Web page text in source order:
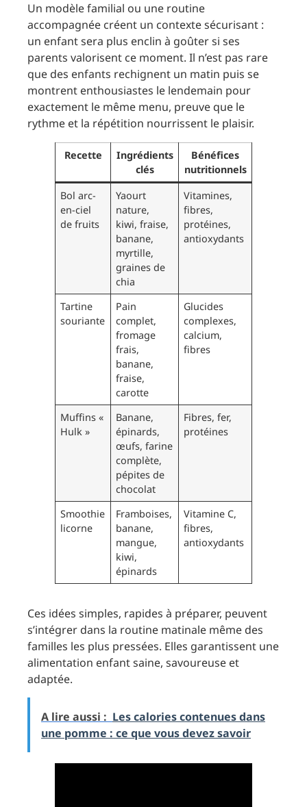
Un modèle familial ou une routine
accompagnée créent un contexte sécurisant :
un enfant sera plus enclin à goûter si ses
parents valorisent ce moment. Il n’est pas rare
que des enfants rechignent un matin puis se
montrent enthousiastes le lendemain pour
exactement le même menu, preuve que le
rythme et la répétition nourrissent le plaisir.
Recette
Ingrédients
clés
Bénéfices
nutritionnels
Bol arc-
en-ciel
de fruits
Yaourt
nature,
kiwi, fraise,
banane,
myrtille,
graines de
chia
Vitamines,
fibres,
protéines,
antioxydants
Tartine
souriante
Pain
complet,
fromage
frais,
banane,
fraise,
carotte
Glucides
complexes,
calcium,
fibres
Muffins «
Hulk »
Banane,
épinards,
œufs, farine
complète,
pépites de
chocolat
Fibres, fer,
protéines
Smoothie
licorne
Framboises,
banane,
mangue,
kiwi,
épinards
Vitamine C,
fibres,
antioxydants
Ces idées simples, rapides à préparer, peuvent
s’intégrer dans la routine matinale même des
familles les plus pressées. Elles garantissent une
alimentation enfant saine, savoureuse et
adaptée.
A lire aussi : Les calories contenues dans
une pomme : ce que vous devez savoir